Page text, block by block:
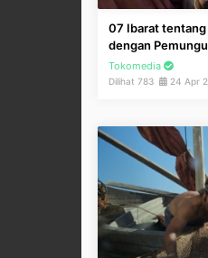
07 Ibarat tentang
dengan
Tokomedia
Dilihat 783 24 Apr